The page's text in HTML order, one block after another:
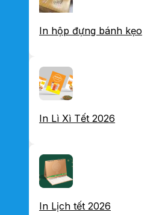
In hộp đựng bánh kẹo
In Lì Xì Tết 2026
In Lịch tết 2026